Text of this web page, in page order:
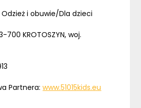
i obuwie/Dla dzieci
700 KROTOSZYN, woj.
Partnera:www.51015kids.eu